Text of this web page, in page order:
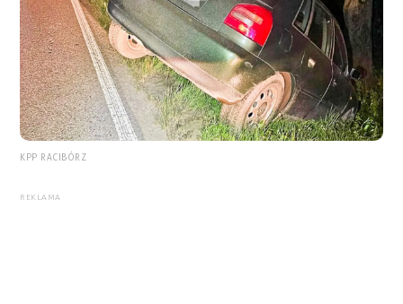
KPP RACIBÓRZ
REKLAMA